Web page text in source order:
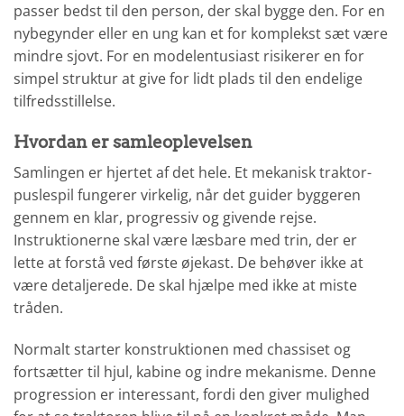
passer bedst til den person, der skal bygge den. For en
nybegynder eller en ung kan et for komplekst sæt være
mindre sjovt. For en modelentusiast risikerer en for
simpel struktur at give for lidt plads til den endelige
tilfredsstillelse.
Hvordan er samleoplevelsen
Samlingen er hjertet af det hele. Et mekanisk traktor-
puslespil fungerer virkelig, når det guider byggeren
gennem en klar, progressiv og givende rejse.
Instruktionerne skal være læsbare med trin, der er
lette at forstå ved første øjekast. De behøver ikke at
være detaljerede. De skal hjælpe med ikke at miste
tråden.
Normalt starter konstruktionen med chassiset og
fortsætter til hjul, kabine og indre mekanisme. Denne
progression er interessant, fordi den giver mulighed